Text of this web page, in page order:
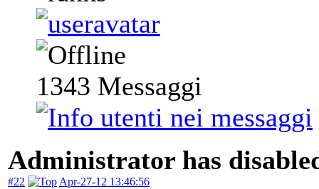
1343 Messaggi
Administrator has
#22 Apr-27-12 13:46:56